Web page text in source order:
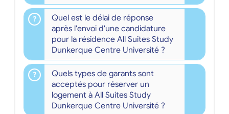
Quel est le délai de réponse
après l'envoi d'une candidature
pour la résidence All Suites Study
Dunkerque Centre Université ?
Quels types de garants sont
acceptés pour réserver un
logement à All Suites Study
Dunkerque Centre Université ?